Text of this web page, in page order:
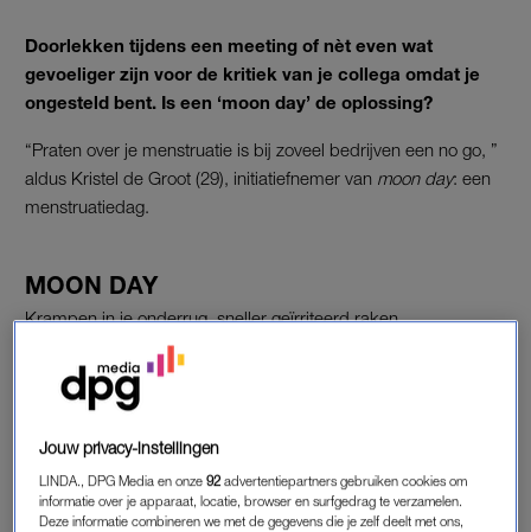
Doorlekken tijdens een meeting of nèt even wat
gevoeliger zijn voor de kritiek van je collega omdat je
ongesteld bent. Is een ‘moon day’ de oplossing?
“Praten over je menstruatie is bij zoveel bedrijven een no go, ”
aldus Kristel de Groot (29), initiatiefnemer van moon day: een
menstruatiedag.
MOON DAY
Krampen in je onderrug, sneller geïrriteerd raken,
vermoeidheid en hoofdpijn: het zijn allemaal bijwerkingen van
de menstruatie, die je werk flink in de weg kunnen zitten. En
daarom introduceerde Kristel de Groot de
superfoods. “Vijftig procent van de wereldbevolking is vrouw,
waarom is praten over menstruatie op de werkvloer nog
steeds een taboe? Het is nou eenmaal zo dat het werk van
Jouw privacy-instellingen
LINDA., DPG Media en onze92 advertentiepartners gebruiken cookies om
informatie over je apparaat, locatie, browser en surfgedrag te verzamelen.
Deze informatie combineren we met de gegevens die je zelf deelt met ons,